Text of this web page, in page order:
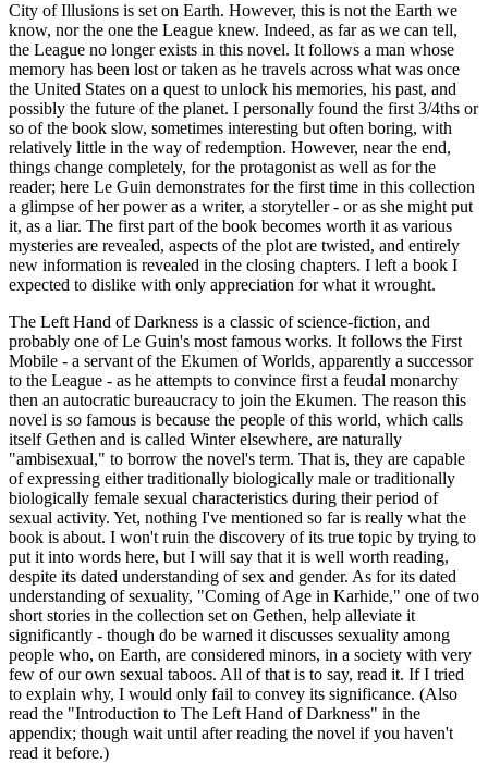
City of Illusions is set on Earth. However, this is not the Earth we
know, nor the one the League knew. Indeed, as far as we can tell,
the League no longer exists in this novel. It follows a man whose
memory has been lost or taken as he travels across what was once
the United States on a quest to unlock his memories, his past, and
possibly the future of the planet. I personally found the first 3/4ths or
so of the book slow, sometimes interesting but often boring, with
relatively little in the way of redemption. However, near the end,
things change completely, for the protagonist as well as for the
reader; here Le Guin demonstrates for the first time in this collection
a glimpse of her power as a writer, a storyteller - or as she might put
it, as a liar. The first part of the book becomes worth it as various
mysteries are revealed, aspects of the plot are twisted, and entirely
new information is revealed in the closing chapters. I left a book I
expected to dislike with only appreciation for what it wrought.
The Left Hand of Darkness is a classic of science-fiction, and
probably one of Le Guin's most famous works. It follows the First
Mobile - a servant of the Ekumen of Worlds, apparently a successor
to the League - as he attempts to convince first a feudal monarchy
then an autocratic bureaucracy to join the Ekumen. The reason this
novel is so famous is because the people of this world, which calls
itself Gethen and is called Winter elsewhere, are naturally
"ambisexual," to borrow the novel's term. That is, they are capable
of expressing either traditionally biologically male or traditionally
biologically female sexual characteristics during their period of
sexual activity. Yet, nothing I've mentioned so far is really what the
book is about. I won't ruin the discovery of its true topic by trying to
put it into words here, but I will say that it is well worth reading,
despite its dated understanding of sex and gender. As for its dated
understanding of sexuality, "Coming of Age in Karhide," one of two
short stories in the collection set on Gethen, help alleviate it
significantly - though do be warned it discusses sexuality among
people who, on Earth, are considered minors, in a society with very
few of our own sexual taboos. All of that is to say, read it. If I tried
to explain why, I would only fail to convey its significance. (Also
read the "Introduction to The Left Hand of Darkness" in the
appendix; though wait until after reading the novel if you haven't
read it before.)